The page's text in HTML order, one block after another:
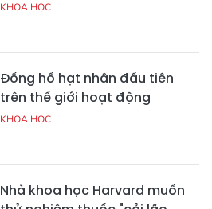
KHOA HỌC
Đồng hồ hạt nhân đầu tiên
trên thế giới hoạt động
KHOA HỌC
Nhà khoa học Harvard muốn